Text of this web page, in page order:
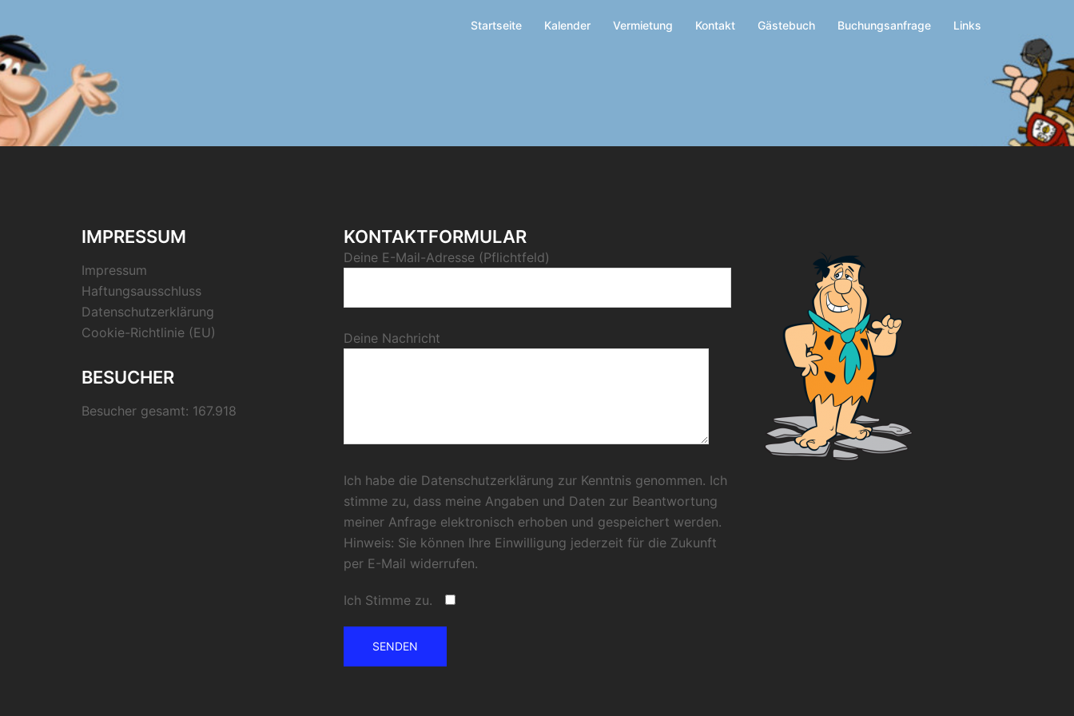
Startseite Kalender Vermietung Kontakt Gästebuch Buchungsanfrage Links
IMPRESSUM
Impressum
Haftungsausschluss
Datenschutzerklärung
Cookie-Richtlinie (EU)
BESUCHER
Besucher gesamt: 167.918
KONTAKTFORMULAR
Deine E-Mail-Adresse (Pflichtfeld)
Deine Nachricht
Ich habe die Datenschutzerklärung zur Kenntnis genommen. Ich
stimme zu, dass meine Angaben und Daten zur Beantwortung
meiner Anfrage elektronisch erhoben und gespeichert werden.
Hinweis: Sie können Ihre Einwilligung jederzeit für die Zukunft
per E-Mail widerrufen.
Ich Stimme zu.